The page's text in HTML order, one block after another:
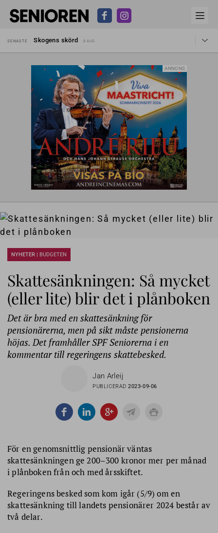
SENASTE
Skogens skörd
8 AUG
Kravet: Nu måste 65-årsgränsen bort
30 JUL
Dom öppnar för rätt till garantipension
30 JUL
Snart kan telefonförsäljning förbjudas i Sverige
Hyror rusar ifrån äldres bostadstillägg
28 JUL
Skogens skörd 8 AUG
ANNONS
NYHETER | BUDGETEN
Skattesänkningen: Så mycket
(eller lite) blir det i plånboken
Det är bra med en skattesänkning för
pensionärerna, men på sikt måste pensionerna
höjas. Det framhåller SPF Seniorerna i en
kommentar till regeringens skattebesked.
Jan Arleij
PUBLICERAD2023-09-06
För en genomsnittlig pensionär väntas
skattesänkningen ge 200–300 kronor mer per månad
i plånboken från och med årsskiftet.
Regeringens besked som kom igår (5/9) om en
skattesänkning till landets pensionärer 2024 består av
två delar.